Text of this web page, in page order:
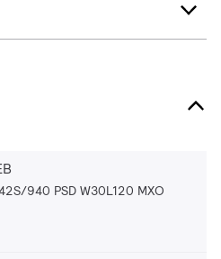
940 PSD W30L120 MXO